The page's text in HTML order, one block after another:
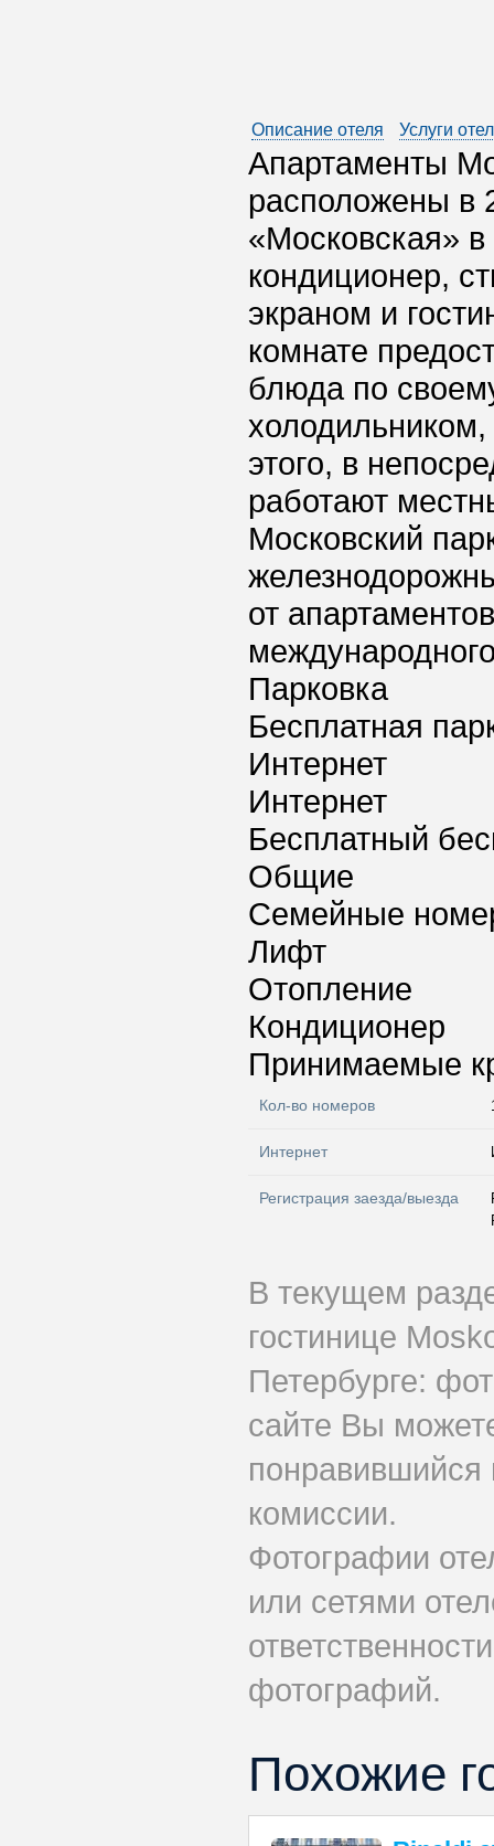
Описание отеля Услуги
Апартаменты
расположены в
«Московская»
кондиционер,
экраном и
комнате
блюда по
этого, в
работают
Московский
от
Парковка
Бесплатная
Интернет
Интернет
Бесплатный
Общие
Семейные
Лифт
Отопление
Кондиционер
Принимаемые
Кол-во номеров
Интернет
Регистрация заезда/выезда
В текущем
гостинице
Петербурге:
сайте Вы
понравившийся
комиссии.
Фотографии
или сетями
фотографий.
Похожие